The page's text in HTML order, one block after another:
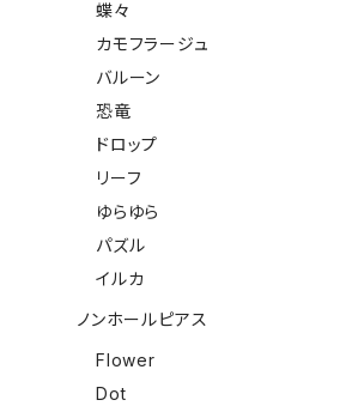
蝶々
カモフラージュ
バルーン
恐竜
ドロップ
リーフ
ゆらゆら
パズル
イルカ
ノンホールピアス
Flower
Dot